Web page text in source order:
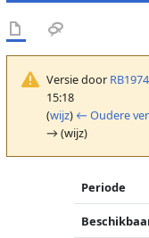
Versie door RB1974
15:18
(wijz) ← Oudere
→ (wijz)
Periode